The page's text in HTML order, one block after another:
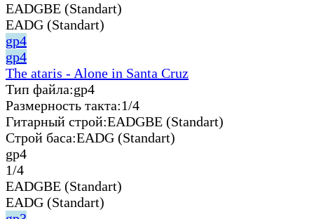
EADGBE (Standart)
EADG (Standart)
gp4
gp4
The ataris - Alone in Santa Cruz
Тип файла:gp4
Размерность такта:1/4
Гитарный строй:EADGBE (Standart)
Строй баса:EADG (Standart)
gp4
1/4
EADGBE (Standart)
EADG (Standart)